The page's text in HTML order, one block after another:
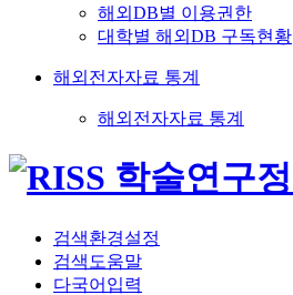
해외DB별 이용권한
대학별 해외DB 구독현황
해외전자자료 통계
해외전자자료 통계
검색환경설정
검색도움말
다국어입력